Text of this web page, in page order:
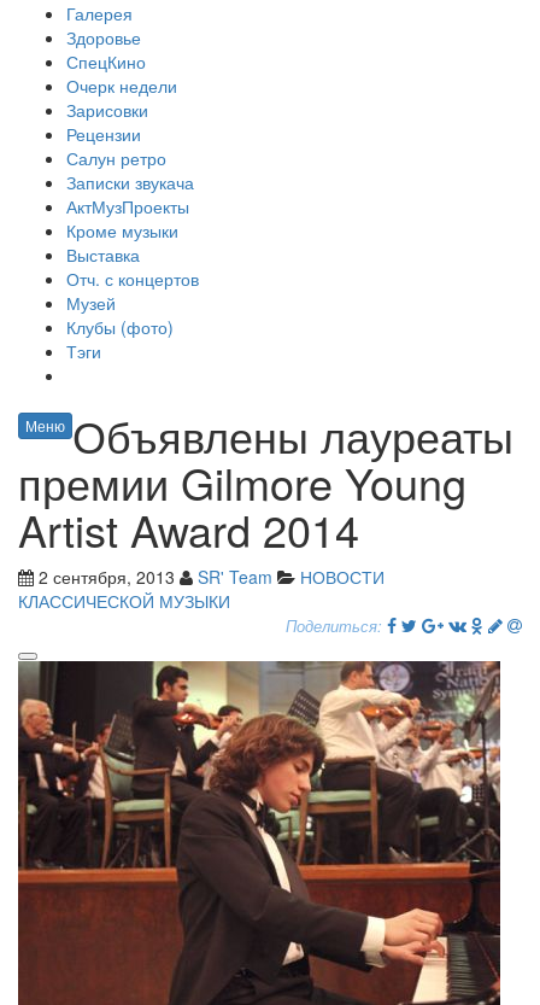
Галерея
Здоровье
СпецКино
Очерк недели
Зарисовки
Рецензии
Салун ретро
Записки звукача
АктМузПроекты
Кроме музыки
Выставка
Отч. с концертов
Музей
Клубы (фото)
Тэги
Меню Объявлены лауреаты
премии Gilmore Young
Artist Award 2014
2 сентября, 2013 SR' Team
НОВОСТИ
КЛАССИЧЕСКОЙ МУЗЫКИ
Поделиться: